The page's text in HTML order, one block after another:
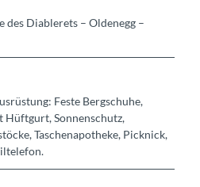
des Diablerets – Oldenegg –
Feste Bergschuhe,
Hüftgurt, Sonnenschutz,
Taschenapotheke, Picknick,